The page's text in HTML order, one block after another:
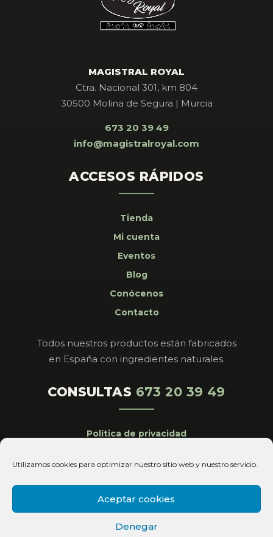
Utilizamos cookies para optimizar nuestro sitio web y nuestro servicio.
Aceptar cookies
Denegar
MAGISTRAL ROYAL
Ctra. Nacional 301, km 804
30500 Molina de Segura | Murcia
673 20 39 49
info@magistralroyal.com
ACCESOS RÁPIDOS
Tienda
Mi cuenta
Eventos
Blog
Conócenos
Contacto
Todos nuestros productos están fabricados
en España con ingredientes naturales.
CONSULTAS 673 20 39 49
Política de privacidad